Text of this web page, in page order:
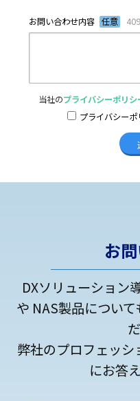
お問い合わせ内容 任意
当社のプライバシーポリシ
プライバシー
お
DXソリューション
や NAS製品につい
弊社のプロフェッ
にお答